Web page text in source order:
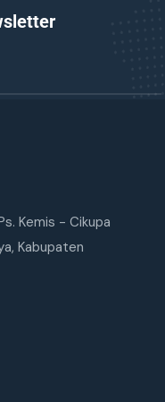
Kemis - Cikupa
Kabupaten